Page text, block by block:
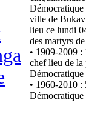
Démocratique
ville de
lieu ce lundi
des martyrs
• 1909-2009 :
chef lieu de
• 1960-2010 :